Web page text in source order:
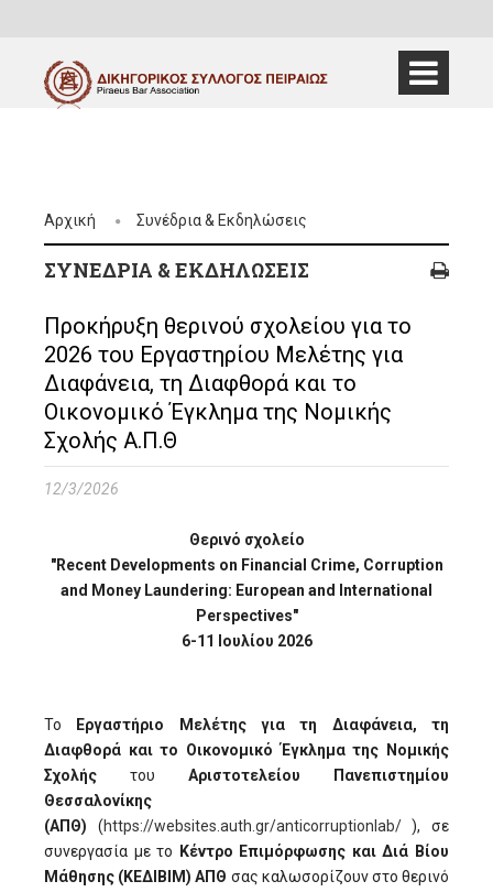
Αρχική Συνέδρια & Εκδηλώσεις
ΣΥΝΈΔΡΙΑ & ΕΚΔΗΛΏΣΕΙΣ
Προκήρυξη θερινού σχολείου για το
2026 του Εργαστηρίου Μελέτης για
Διαφάνεια, τη Διαφθορά και το
Οικονομικό Έγκλημα της Νομικής
Σχολής Α.Π.Θ
12/3/2026
Θερινό σχολείο
"Recent Developments on Financial Crime, Corruption
and Money Laundering: European and International
Perspectives"
6-11 Ιουλίου 2026
Το
Εργαστήριο Μελέτης για τη Διαφάνεια, τη
Διαφθορά και το Οικονομικό Έγκλημα της Νομικής
Σχολής του Αριστοτελείου Πανεπιστημίου
Θεσσαλονίκης
(ΑΠΘ) (https://websites.auth.gr/anticorruptionlab/), σε
συνεργασία με το
Κέντρο Επιμόρφωσης και Διά Βίου
Μάθησης (ΚΕΔΙΒΙΜ) ΑΠΘ σας καλωσορίζουν στο θερινό